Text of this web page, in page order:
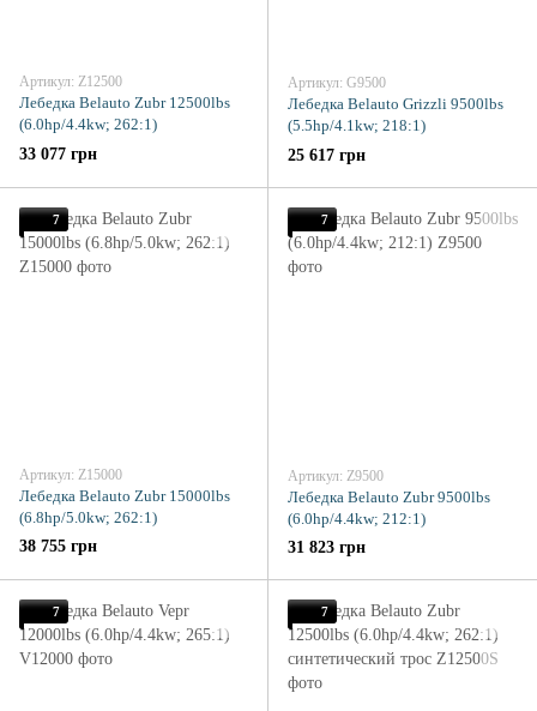
Артикул: Z12500
Лебедка Belauto Zubr 12500lbs
(6.0hp/4.4kw; 262:1)
33 077 грн
Артикул: G9500
Лебедка Belauto Grizzli 9500lbs
(5.5hp/4.1kw; 218:1)
25 617 грн
7
Артикул: Z15000
Лебедка Belauto Zubr 15000lbs
(6.8hp/5.0kw; 262:1)
38 755 грн
7
Артикул: Z9500
Лебедка Belauto Zubr 9500lbs
(6.0hp/4.4kw; 212:1)
31 823 грн
7 7